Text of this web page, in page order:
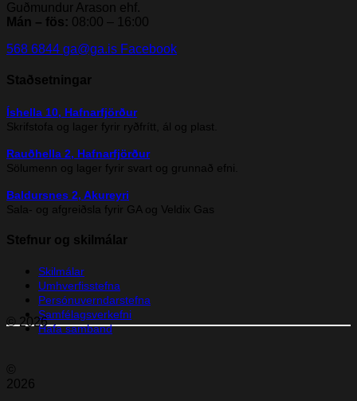
Guðmundur Arason ehf.
Mán – fös: 08:00 – 16:00
568 6844 ga@ga.is Facebook
Staðsetningar
Íshella 10, Hafnarfjörður
Skrifstofa og lager fyrir ryðfrítt, ál og plast.
Rauðhella 2, Hafnarfjörður
Sölumenn og lager fyrir svart og grunnað efni.
Baldursnes 2, Akureyri
Sala- og afgreiðsla fyrir GA og Veldix Gas
Stefnur og skilmálar
Skilmálar
Umhverfisstefna
Persónuverndarstefna
Samfélagsverkefni
Hafa samband
© 2026
©
2026